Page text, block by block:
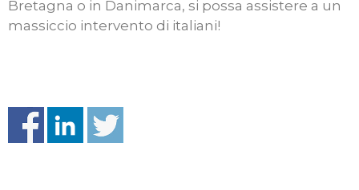
Bretagna o in Danimarca, si possa assistere a un
massiccio intervento di italiani!